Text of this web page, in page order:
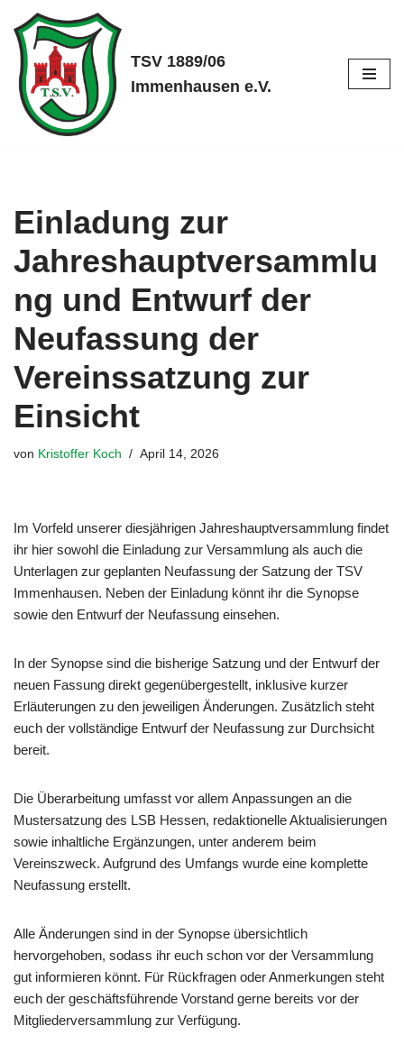
Zum
Inhalt
springen
TSV 1889/06
Immenhausen e.V.
Einladung zur
Jahreshauptversammlu
ng und Entwurf der
Neufassung der
Vereinssatzung zur
Einsicht
von Kristoffer Koch April 14, 2026
Im Vorfeld unserer diesjährigen Jahreshauptversammlung findet
ihr hier sowohl die Einladung zur Versammlung als auch die
Unterlagen zur geplanten Neufassung der Satzung der TSV
Immenhausen. Neben der Einladung könnt ihr die Synopse
sowie den Entwurf der Neufassung einsehen.
In der Synopse sind die bisherige Satzung und der Entwurf der
neuen Fassung direkt gegenübergestellt, inklusive kurzer
Erläuterungen zu den jeweiligen Änderungen. Zusätzlich steht
euch der vollständige Entwurf der Neufassung zur Durchsicht
bereit.
Die Überarbeitung umfasst vor allem Anpassungen an die
Mustersatzung des LSB Hessen, redaktionelle Aktualisierungen
sowie inhaltliche Ergänzungen, unter anderem beim
Vereinszweck. Aufgrund des Umfangs wurde eine komplette
Neufassung erstellt.
Alle Änderungen sind in der Synopse übersichtlich
hervorgehoben, sodass ihr euch schon vor der Versammlung
gut informieren könnt. Für Rückfragen oder Anmerkungen steht
euch der geschäftsführende Vorstand gerne bereits vor der
Mitgliederversammlung zur Verfügung.